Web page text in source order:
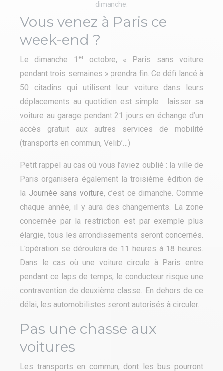
dimanche.
Vous venez à Paris ce
week-end ?
Le dimanche 1 eroctobre, « Paris sans voiture
pendant trois semaines » prendra fin. Ce défi lancé à
50 citadins qui utilisent leur voiture dans leurs
déplacements au quotidien est simple : laisser sa
voiture au garage pendant 21 jours en échange d’un
accès gratuit aux autres services de mobilité
(transports en commun, Vélib’…)
Petit rappel au cas où vous l’aviez oublié : la ville de
Paris organisera également la troisième édition de
la Journée sans voiture, c’est ce dimanche. Comme
chaque année, il y aura des changements. La zone
concernée par la restriction est par exemple plus
élargie, tous les arrondissements seront concernés.
L’opération se déroulera de 11 heures à 18 heures.
Dans le cas où une voiture circule à Paris entre
pendant ce laps de temps, le conducteur risque une
contravention de deuxième classe. En dehors de ce
délai, les automobilistes seront autorisés à circuler.
Pas une chasse aux
voitures
Les transports en commun, dont les bus pourront